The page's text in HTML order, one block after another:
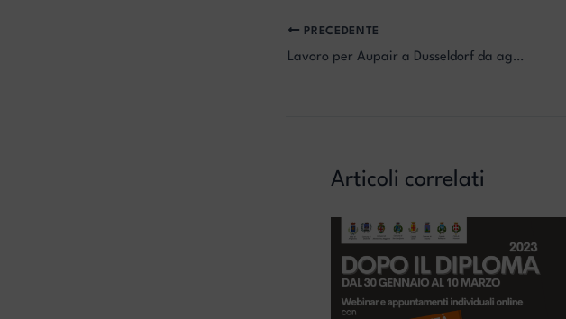
PRECEDENTE
Lavoro per Aupair a Dusseldorf da agosto 2025
Articoli correlati